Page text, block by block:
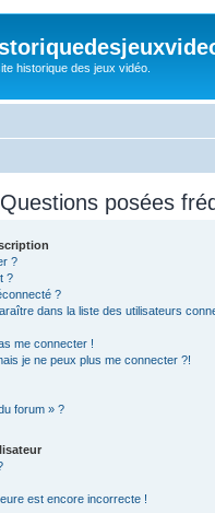
historique des jeux vidéo.
posées
?
?
?
dans la liste des utilisateurs
me connecter !
je ne peux plus me connecter ?!
forum » ?
est encore incorrecte !